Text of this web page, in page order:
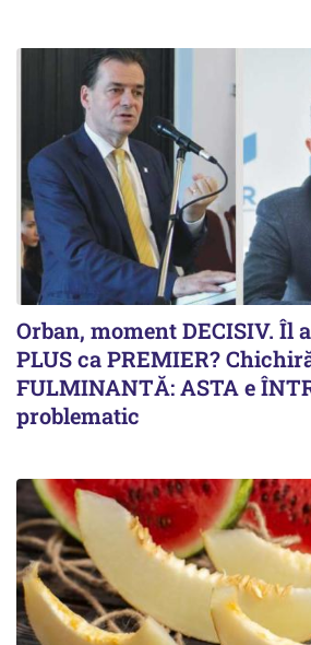
Orban, moment DECISIV. Îl
PLUS ca PREMIER?
FULMINANTĂ: ASTA e
problematic